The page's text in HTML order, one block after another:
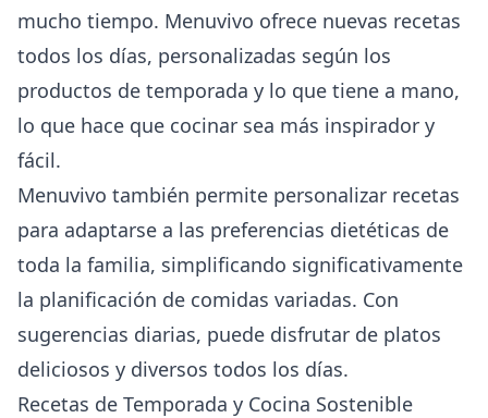
mucho tiempo. Menuvivo ofrece nuevas recetas
todos los días, personalizadas según los
productos de temporada y lo que tiene a mano,
lo que hace que cocinar sea más inspirador y
fácil.
Menuvivo también permite personalizar recetas
para adaptarse a las preferencias dietéticas de
toda la familia, simplificando significativamente
la planificación de comidas variadas. Con
sugerencias diarias, puede disfrutar de platos
deliciosos y diversos todos los días.
Recetas de Temporada y Cocina Sostenible